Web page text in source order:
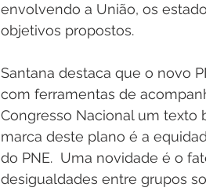
envolvendo a União, os
objetivos propostos.
Santana destaca que o novo
com ferramentas de
Congresso Nacional um texto
marca deste plano é a
do PNE.  Uma novidade é o
desigualdades entre grupos